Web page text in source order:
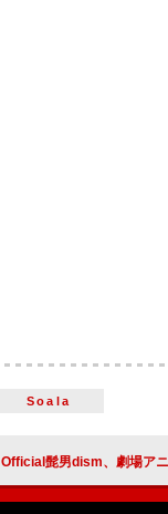
Soala
Official髭男dism、劇場アニメ『ひゃくえ